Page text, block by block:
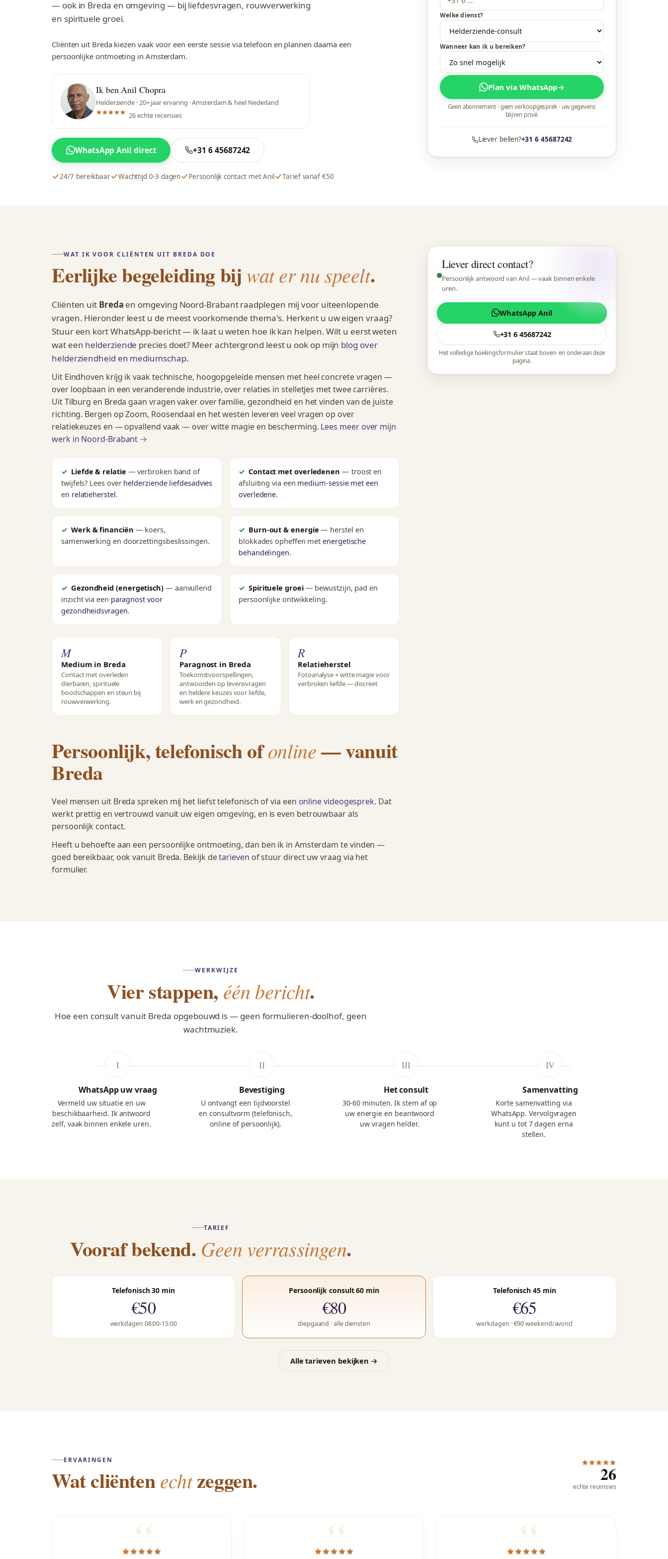
Voordelen bij Anil
— ook in Breda en omgeving — bij liefdesvragen, rouwverwerking
en spirituele groei.
Cliënten uit Breda kiezen vaak voor een eerste sessie via telefoon en plannen daarna een
persoonlijke ontmoeting in Amsterdam.
Ik ben Anil Chopra
Helderziende · 20+ jaar ervaring · Amsterdam & heel Nederland
26 echte recensies
WhatsApp Anil direct +31 6 45687242
24/7 bereikbaar Wachttijd 0-3 dagen Persoonlijk contact met Anil Tarief vanaf €50
Welke dienst?
Wanneer kan ik u bereiken?
Plan via WhatsApp→
Geen abonnement · geen verkoopgesprek · uw gegevens
blijven privé.
Liever bellen?+31 6 45687242
WAT IK VOOR CLIËNTEN UIT BREDA DOE
Eerlijke begeleiding bij wat er nu speelt.
Cliënten uit Breda en omgeving Noord-Brabant raadplegen mij voor uiteenlopende
vragen. Hieronder leest u de meest voorkomende thema's. Herkent u uw eigen vraag?
Stuur een kort WhatsApp-bericht — ik laat u weten hoe ik kan helpen. Wilt u eerst weten
wat een helderziende precies doet? Meer achtergrond leest u ook op mijn blog over
helderziendheid en mediumschap.
Uit Eindhoven krijg ik vaak technische, hoogopgeleide mensen met heel concrete vragen —
over loopbaan in een veranderende industrie, over relaties in stelletjes met twee carrières.
Uit Tilburg en Breda gaan vragen vaker over familie, gezondheid en het vinden van de juiste
richting. Bergen op Zoom, Roosendaal en het westen leveren veel vragen op over
relatiekeuzes en — opvallend vaak — over witte magie en bescherming. Lees meer over mijn
werk in Noord-Brabant →
Liefde & relatie — verbroken band of
twijfels? Lees over helderziende liefdesadvies
en relatieherstel.
Contact met overledenen — troost en
afsluiting via een medium-sessie met een
overledene.
Werk & financiën — koers,
samenwerking en doorzettingsbeslissingen.
Burn-out & energie — herstel en
blokkades opheffen metenergetische
behandelingen.
Gezondheid (energetisch) — aanvullend
inzicht via een paragnost voor
gezondheidsvragen.
Spirituele groei— bewustzijn, pad en
persoonlijke ontwikkeling.
M
Medium in Breda
Contact met overleden
dierbaren, spirituele
boodschappen en steun bij
rouwverwerking.
P
Paragnost in Breda
Toekomstvoorspellingen,
antwoorden op levensvragen
en heldere keuzes voor liefde,
werk en gezondheid.
R
Relatieherstel
Fotoanalyse + witte magie voor
verbroken liefde — discreet
Persoonlijk, telefonisch ofonline— vanuit
Breda
Veel mensen uit Breda spreken mij het liefst telefonisch of via een online videogesprek. Dat
werkt prettig en vertrouwd vanuit uw eigen omgeving, en is even betrouwbaar als
persoonlijk contact.
Heeft u behoefte aan een persoonlijke ontmoeting, dan ben ik in Amsterdam te vinden —
goed bereikbaar, ook vanuit Breda. Bekijk detarieven of stuur direct uw vraag via het
formulier.
Liever direct contact?
Persoonlijk antwoord van Anil — vaak binnen enkele
uren.
WhatsApp Anil
+31 6 45687242
Het volledige boekingsformulier staat boven- en onderaan deze
pagina.
WERKWIJZE
Vier stappen, één bericht.
Hoe een consult vanuit Breda opgebouwd is — geen formulieren-doolhof, geen
wachtmuziek.
WhatsApp uw vraag
Vermeld uw situatie en uw
beschikbaarheid. Ik antwoord
zelf, vaak binnen enkele uren.
Bevestiging
U ontvangt een tijdvoorstel
en consultvorm (telefonisch,
online of persoonlijk).
Het consult
30-60 minuten. Ik stem af op
uw energie en beantwoord
uw vragen helder.
Samenvatting
Korte samenvatting via
WhatsApp. Vervolgvragen
kunt u tot 7 dagen erna
stellen.
TARIEF
Vooraf bekend. Geen verrassingen.
Telefonisch 30 min
€50
werkdagen 08:00-15:00
Persoonlijk consult 60 min
€80
diepgaand · alle diensten
Telefonisch 45 min
€65
werkdagen · €90 weekend/avond
Alle tarieven bekijken →
ERVARINGEN
Wat cliëntenechtzeggen. 26
echte recensies